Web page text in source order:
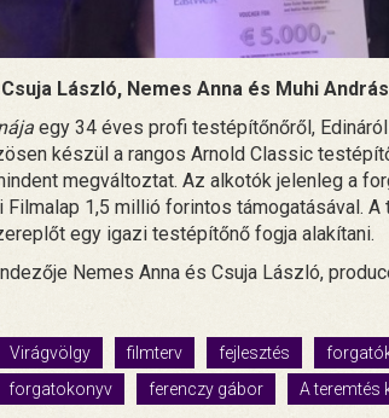
Csuja László, Nemes Anna és Muhi
egy 34 éves profi testépítőnőről,
készül a rangos Arnold Classic
megváltoztat. Az alkotók jelenleg a
Filmalap 1,5 millió forintos támogatásával.
egy igazi testépítőnő fogja alakítani.
Nemes Anna és Csuja László,
Virágvölgy filmterv fejlesztés
forgatokonyv ferenczy gábor A teremtés